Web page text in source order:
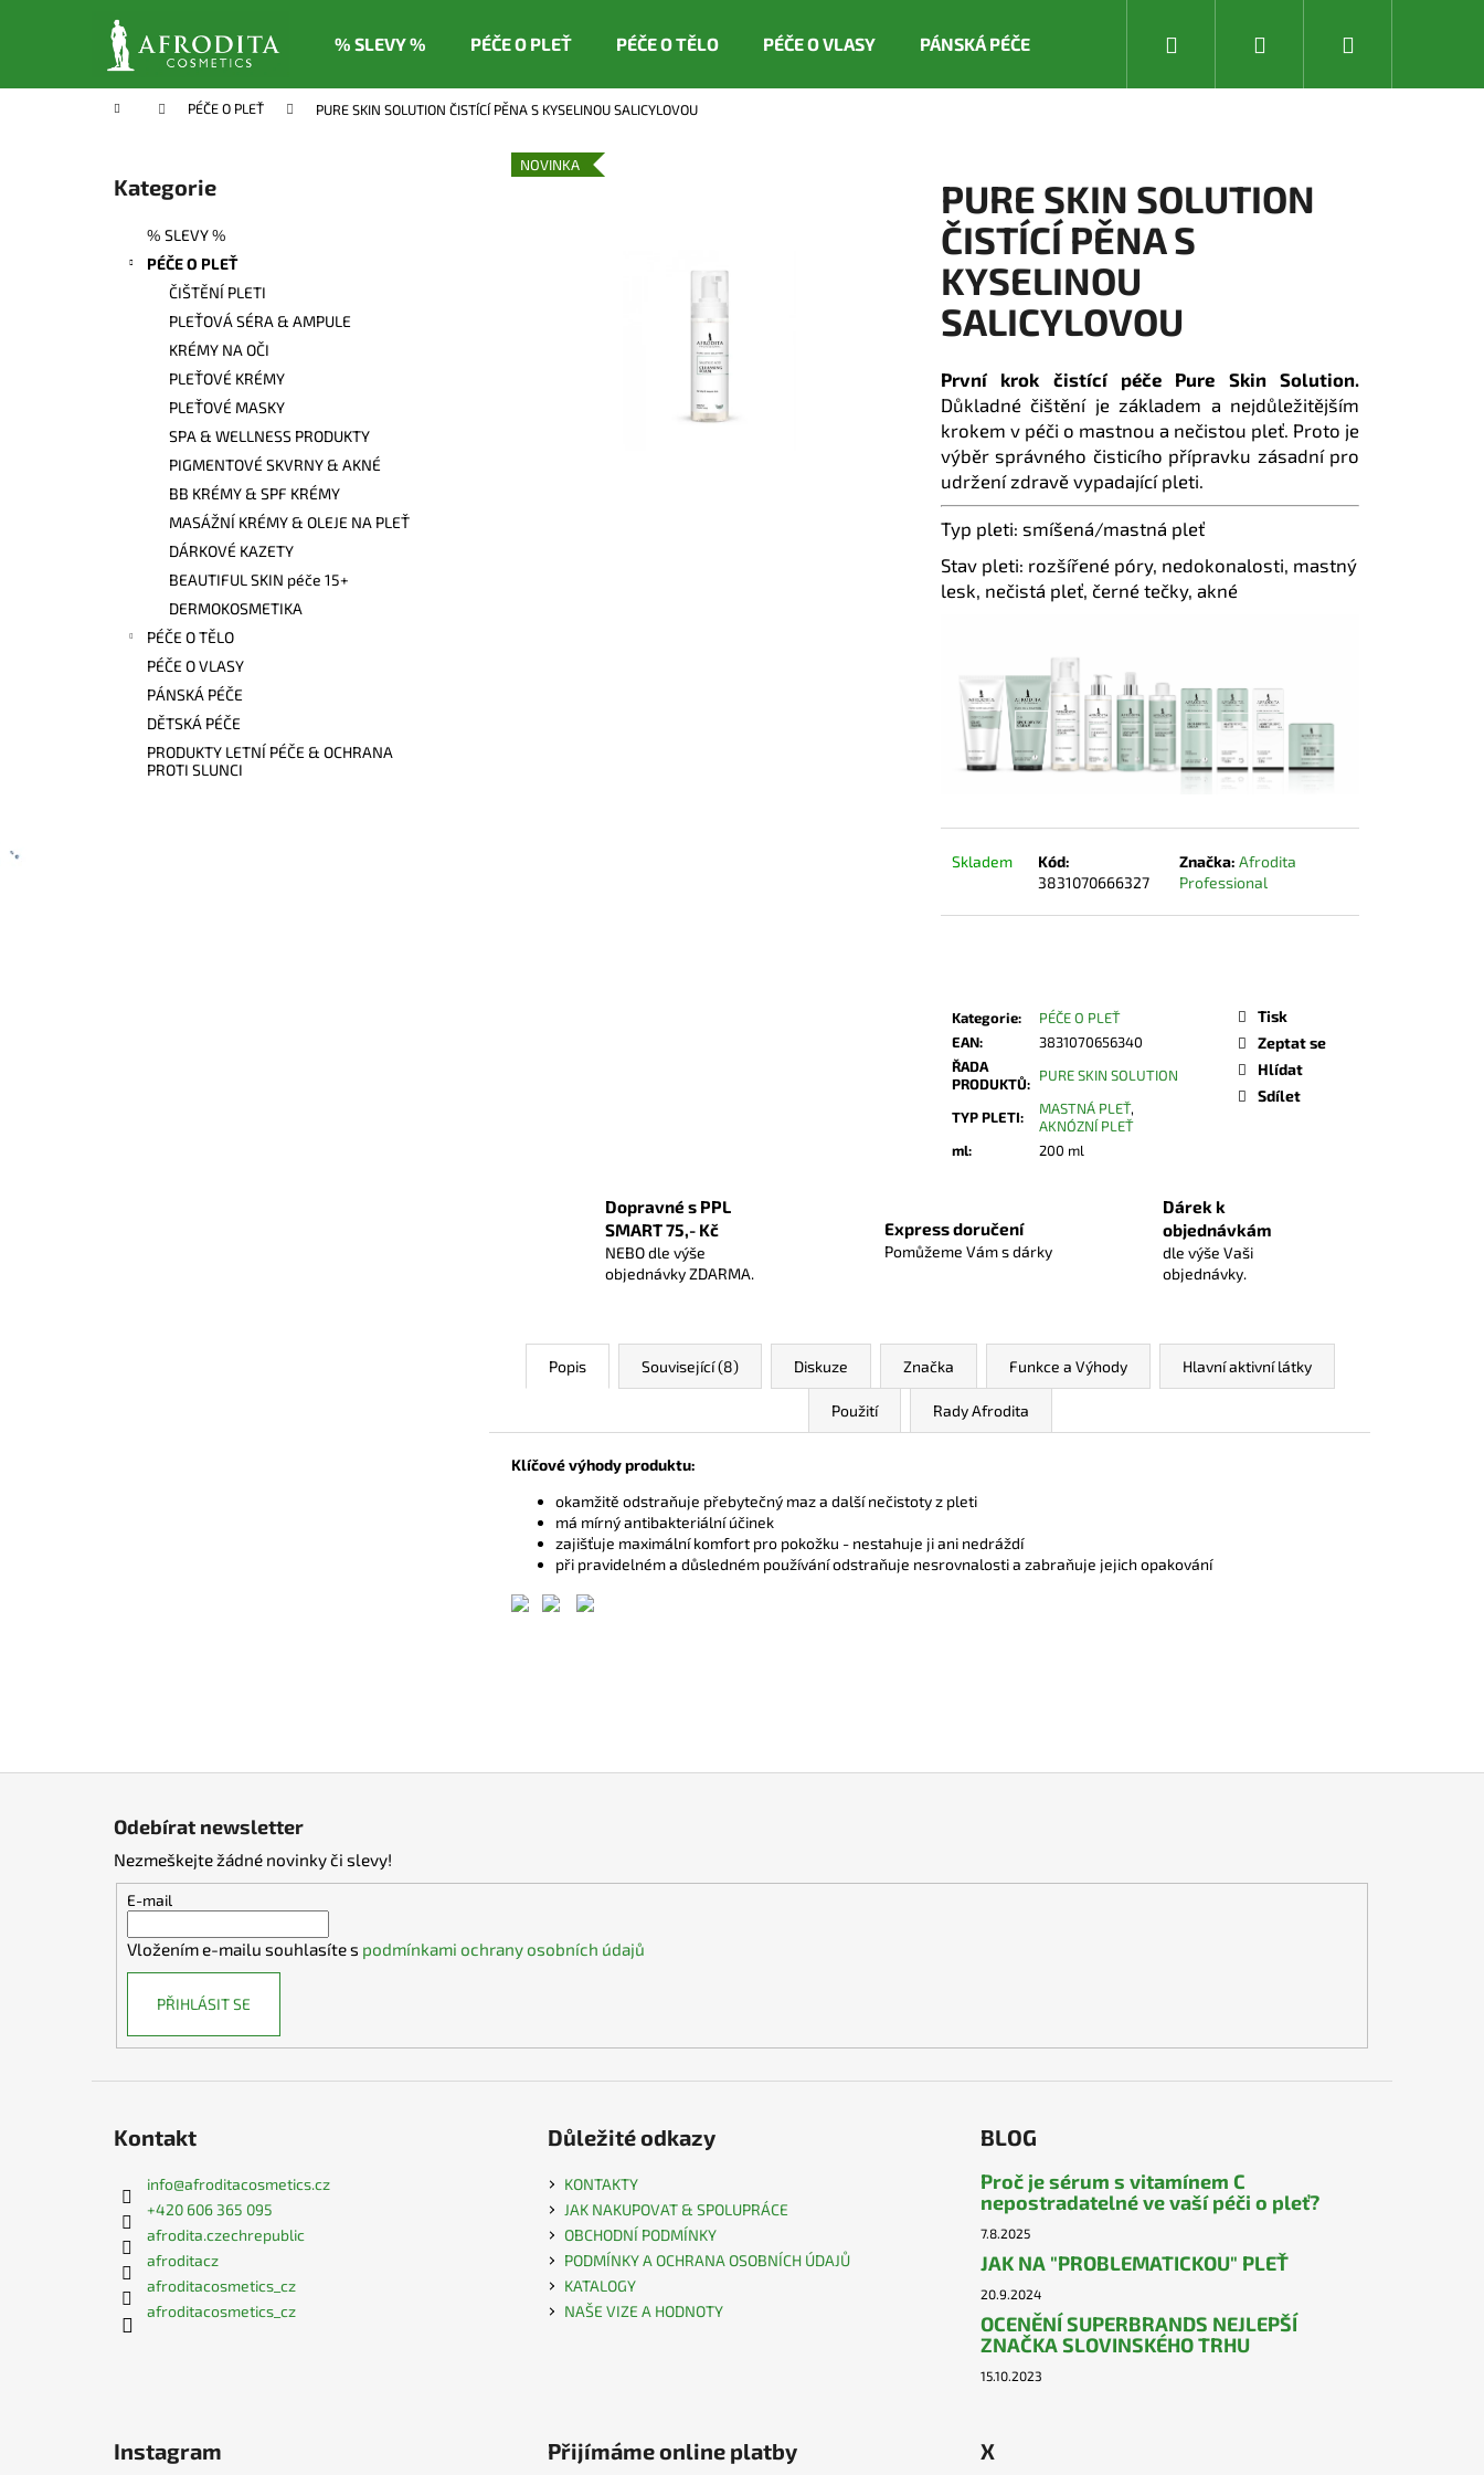
% SLEVY % PÉČE O PLEŤ PÉČE O TĚLO PÉČE O VLASY PÁNSKÁ PÉČE DĚTSKÁ PÉČE PRODUKTY LETNÍ PÉČE &
Přihlášení
Domů PÉČE O PLEŤ PURE SKIN SOLUTION ČISTÍCÍ PĚNA S KYSELINOU SALICYLOVOU
Přeskočit
kategorie
Kategorie
% SLEVY %
PÉČE O PLEŤ
ČIŠTĚNÍ PLETI
PLEŤOVÁ SÉRA & AMPULE
KRÉMY NA OČI
PLEŤOVÉ KRÉMY
PLEŤOVÉ MASKY
SPA & WELLNESS PRODUKTY
PIGMENTOVÉ SKVRNY & AKNÉ
BB KRÉMY & SPF KRÉMY
MASÁŽNÍ KRÉMY & OLEJE NA PLEŤ
DÁRKOVÉ KAZETY
BEAUTIFUL SKIN péče 15+
DERMOKOSMETIKA
PÉČE O TĚLO
PÉČE O VLASY
PÁNSKÁ PÉČE
DĚTSKÁ PÉČE
PRODUKTY LETNÍ PÉČE & OCHRANA
PROTI SLUNCI
PURE SKIN SOLUTION
ČISTÍCÍ PĚNA S
KYSELINOU
SALICYLOVOU
První krok čistící péče Pure Skin Solution.
Důkladné čištění je základem a nejdůležitějším
krokem v péči o mastnou a nečistou pleť. Proto je
výběr správného čisticího přípravku zásadní pro
udržení zdravě vypadající pleti.
Typ pleti: smíšená/mastná pleť
Stav pleti: rozšířené póry, nedokonalosti, mastný
lesk, nečistá pleť, černé tečky, akné
Skladem
Kód:
3831070666327
Značka: Afrodita
Professional
Kategorie:
PÉČE O PLEŤ
EAN:
3831070656340
ŘADA
PRODUKTŮ: PURE SKIN SOLUTION
TYP PLETI: MASTNÁ PLEŤ,
AKNÓZNÍ PLEŤ
ml: 200 ml
Tisk
Zeptat se
Hlídat
Sdílet
NOVINKA
Dopravné s PPL
SMART 75,- Kč
NEBO dle výše
objednávky ZDARMA.
Express doručení
Pomůžeme Vám s dárky
Dárek k
objednávkám
dle výše Vaši
objednávky.
Popis Související (8) Diskuze Značka Funkce a Výhody Hlavní aktivní látky
Použití Rady Afrodita
Klíčové výhody produktu:
okamžitě odstraňuje přebytečný maz a další nečistoty z pleti
má mírný antibakteriální účinek
zajišťuje maximální komfort pro pokožku - nestahuje ji ani nedráždí
při pravidelném a důsledném používání odstraňuje nesrovnalosti a zabraňuje jejich opakování
í
Zpět
do
Zpět
do
Co potřebujete najít?
Doporučujeme
Odebírat newsletter
Nezmeškejte žádné novinky či slevy!
E-mail
Vložením e-mailu souhlasíte s podmínkami ochrany osobních údajů
PŘIHLÁSIT SE
Kontakt
info@afroditacosmetics.cz
+420 606 365 095
afrodita.czechrepublic
afroditacz
afroditacosmetics_cz
afroditacosmetics_cz
Důležité odkazy
KONTAKTY
JAK NAKUPOVAT & SPOLUPRÁCE
OBCHODNÍ PODMÍNKY
PODMÍNKY A OCHRANA OSOBNÍCH ÚDAJŮ
KATALOGY
NAŠE VIZE A HODNOTY
BLOG
Proč je sérum s vitamínem C
nepostradatelné ve vaší péči o pleť?
7.8.2025
JAK NA "PROBLEMATICKOU" PLEŤ
20.9.2024
OCENĚNÍ SUPERBRANDS NEJLEPŠÍ
ZNAČKA SLOVINSKÉHO TRHU
15.10.2023
Instagram Přijímáme online platby X